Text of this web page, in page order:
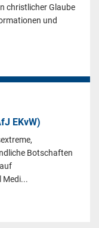
christlicher Glaube
und
EKvW)
Botschaften
Medi...